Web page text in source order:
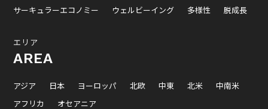
サーキュラーエコノミー
ウェルビーイング 多様性 脱成長
エリア
AREA
アジア 日本 ヨーロッパ 北欧 中東 北米
中南米
アフリカ
オセアニア